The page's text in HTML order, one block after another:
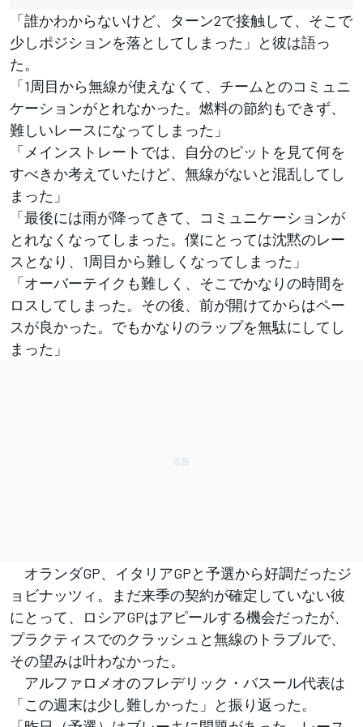
「誰かわからないけど、ターン2で接触して、そこで
少しポジションを落としてしまった」と彼は語っ
た。
「1周目から無線が使えなくて、チームとのコミュニ
ケーションがとれなかった。燃料の節約もできず、
難しいレースになってしまった」
「メインストレートでは、自分のピットを見て何を
すべきか考えていたけど、無線がないと混乱してし
まった」
「最後には雨が降ってきて、コミュニケーションが
とれなくなってしまった。僕にとっては沈黙のレー
スとなり、1周目から難しくなってしまった」
「オーバーテイクも難しく、そこでかなりの時間を
ロスしてしまった。その後、前が開けてからはペー
スが良かった。でもかなりのラップを無駄にしてし
まった」
オランダGP、イタリアGPと予選から好調だったジ
ョビナッツィ。まだ来季の契約が確定していない彼
にとって、ロシアGPはアピールする機会だったが、
プラクティスでのクラッシュと無線のトラブルで、
その望みは叶わなかった。
アルファロメオのフレデリック・バスール代表は
「この週末は少し難しかった」と振り返った。